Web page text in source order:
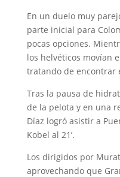
En un duelo muy
parte inicial para
pocas opciones.
los helvéticos movían
tratando de encontrar
Tras la pausa de
de la pelota y en una
Díaz logró asistir a
Kobel al 21’.
Los dirigidos por
aprovechando que